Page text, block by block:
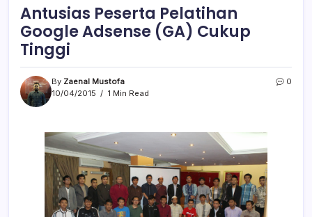
Antusias Peserta Pelatihan
Google Adsense (GA) Cukup
Tinggi
By Zaenal Mustofa
10/04/2015
1 Min Read
0